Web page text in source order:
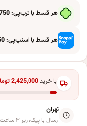
هر قسط با ترب‌پی:
هر قسط با اسنپ‌پی:
با خرید2,425,000
تهران
ارسال با پیک، زیر ۳ ساعت